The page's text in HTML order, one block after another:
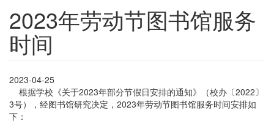
2023年劳动节图书馆服务
时间
2023-04-25
根据学校《关于2023年部分节假日安排的通知》（校办〔2022〕
3号），经图书馆研究决定，2023年劳动节图书馆服务时间安排如
下：